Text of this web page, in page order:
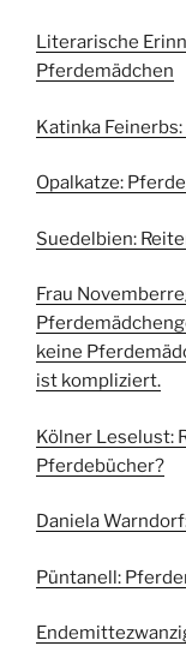
Literarische
Pferdemädchen
Katinka
Opalkatze:
Suedelbien:
Frau
keine
ist kompliziert.
Kölner Leselust:
Pferdebücher?
Daniela
Püntanell: